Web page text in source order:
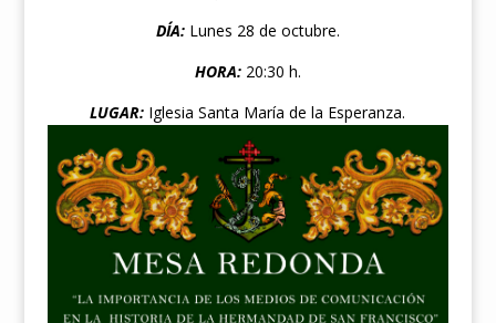
DÍA:Lunes 28 de octubre.
HORA: 20:30 h.
LUGAR: Iglesia Santa María de la Esperanza.